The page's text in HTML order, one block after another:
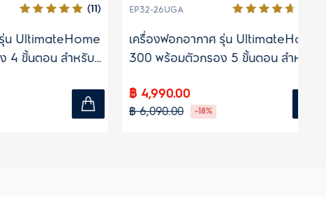
(11)
อน สำหรับ
EP32-26UGA (153)
เครื่องฟอกอากาศ รุ่น UltimateHome
300 พร้อมตัวกรอง 5 ขั้นตอน สำหรับ
฿ 4,990.00
฿ 6,090.00 -18%